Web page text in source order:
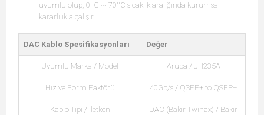
uyumlu olup, 0°C ~ 70°C sıcaklık aralığında kurumsal
kararlılıkla çalışır.
DAC Kablo Spesifikasyonları Değer
Uyumlu Marka / Model Aruba / JH235A
Hız ve Form Faktörü 40Gb/s / QSFP+ to QSFP+
Kablo Tipi / İletken DAC (Bakır Twinax) / Bakır